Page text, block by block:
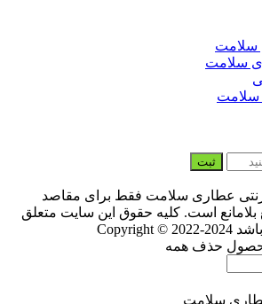
سلامت
سلامت
سلامت
ثبت
عطاری سلامت فقط برای مقاصد
بلامانع است. کلیه حقوق این سایت متعلق
Copyright © 2022-2024
حذف همه